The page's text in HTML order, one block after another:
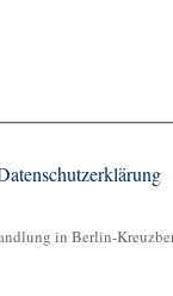
in Berlin-